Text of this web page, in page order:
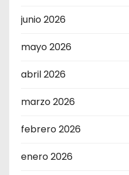
junio 2026
mayo 2026
abril 2026
marzo 2026
febrero 2026
enero 2026